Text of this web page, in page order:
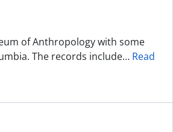
of Anthropology with some
The records include… Read